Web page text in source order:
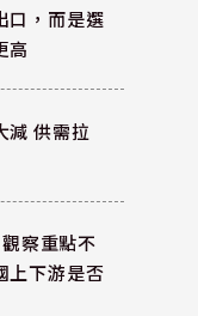
口，而是選
高
減 供需拉
察重點不
上下游是否